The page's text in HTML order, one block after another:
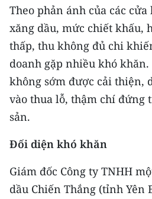
CHƯƠNG TRÌNH OCOP - MỖI
MỘT SẢN PHẨM
RADIO
MEDIA CENTER
E-Magazine
Video
Media Chính trị
Media Kinh tế
Theo phản ánh của các
xăng dầu, mức chiết khấu,
thấp, thu không đủ chi
doanh gặp nhiều khó
không sớm được cải thiện,
vào thua lỗ, thậm chí đứng
sản.
Đối diện khó khăn
Giám đốc Công ty TNHH
dầu Chiến Thắng (tỉnh Yên